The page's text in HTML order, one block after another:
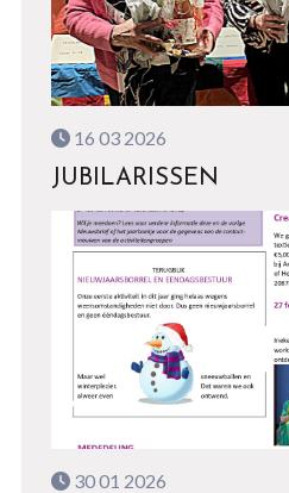
16 03 2026
JUBILARISSEN
30 01 2026